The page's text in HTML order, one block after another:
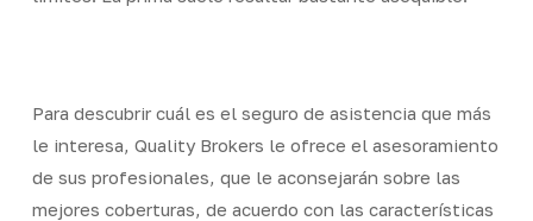
Para descubrir cuál es el seguro de asistencia que más
le interesa, Quality Brokers le ofrece el asesoramiento
de sus profesionales, que le aconsejarán sobre las
mejores coberturas, de acuerdo con las características